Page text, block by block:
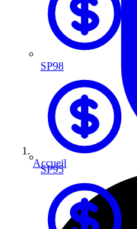
SP98
SP95
Accueil